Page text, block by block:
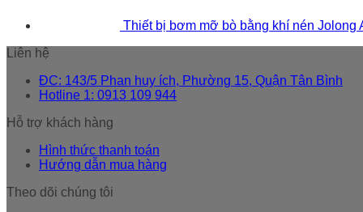
Thiết bị bơm mỡ bò bằng khí nén Jolong
Liên hệ
ĐC: 143/5 Phan huy ích, Phường 15, Quận Tân Bình
Hotline 1: 0913 109 944
Hỗ trợ khách hàng
Hình thức thanh toán
Hướng dẫn mua hàng
Theo dõi chúng tôi